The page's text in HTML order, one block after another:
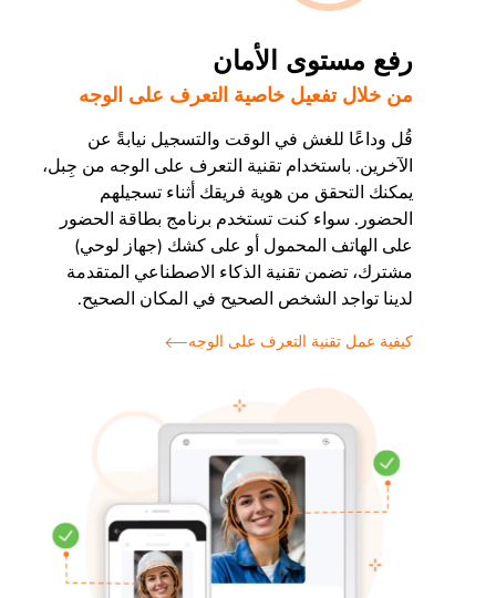
رفع مستوى الأمان
من خلال تفعيل خاصية التعرف على الوجه
قُل وداعًا للغش في الوقت والتسجيل نيابةً عن
الآخرين. باستخدام تقنية التعرف على الوجه من جِبل،
يمكنك التحقق من هوية فريقك أثناء تسجيلهم
الحضور. سواء كنت تستخدم برنامج بطاقة الحضور
على الهاتف المحمول أو على كشك (جهاز لوحي)
مشترك، تضمن تقنية الذكاء الاصطناعي المتقدمة
لدينا تواجد الشخص الصحيح في المكان الصحيح.
كيفية عمل تقنية التعرف على الوجه